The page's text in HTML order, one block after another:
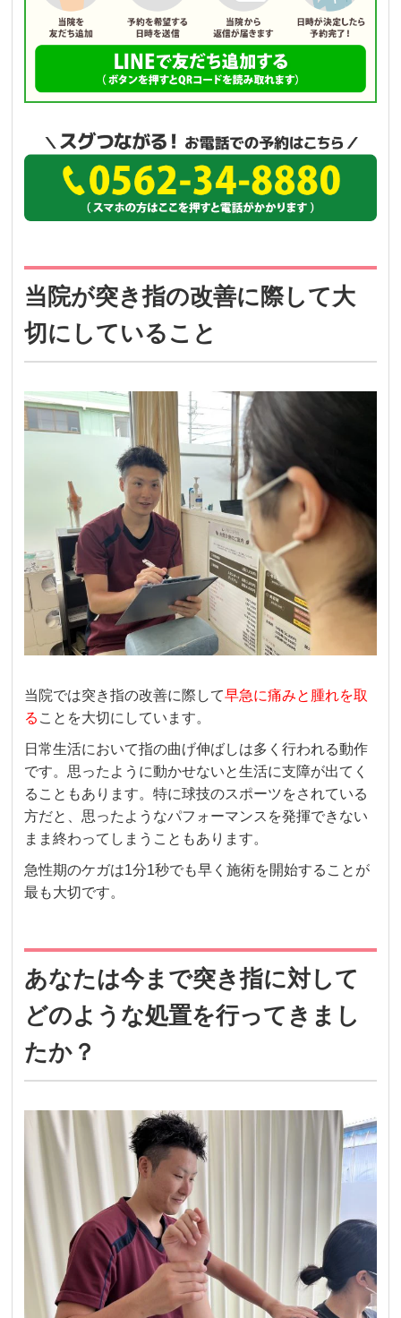
当院が突き指の改善に際して大
切にしていること
当院では突き指の改善に際して早急に痛みと腫れを取
る ことを大切にしています。
日常生活において指の曲げ伸ばしは多く行われる動作
です。思ったように動かせないと生活に支障が出てく
ることもあります。特に球技のスポーツをされている
方だと、思ったようなパフォーマンスを発揮できない
まま終わってしまうこともあります。
急性期のケガは1分1秒でも早く施術を開始することが
最も大切です。
あなたは今まで突き指に対して
どのような処置を行ってきまし
たか？